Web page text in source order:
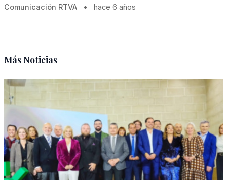
Comunicación RTVA • hace 6 años
Más Noticias